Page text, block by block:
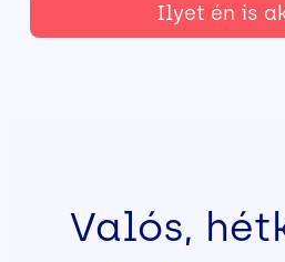
Ilyet én is
Valós,